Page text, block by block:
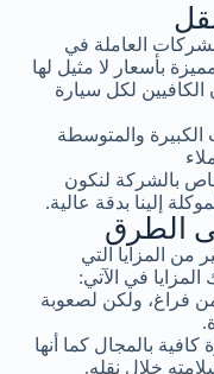
العاملة في
بأسعار لا مثيل لها
لكل سيارة
والمتوسطة
بالشركة لنكون
إلينا بدقة عالية.
الطرق
المزايا التي
في الآتي:
من فراغ، ولكن لصعوبة
بالمجال كما أنها
خلال نقله.